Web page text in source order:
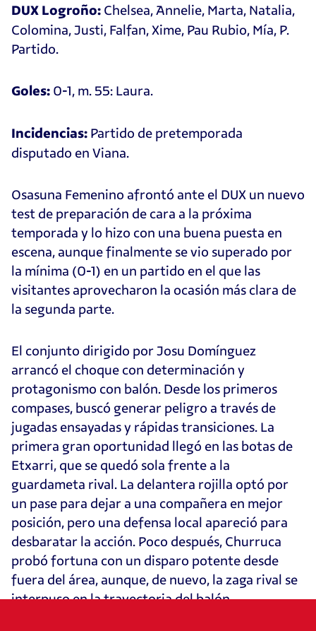
DUX Logroño: Chelsea, Annelie, Marta, Natalia,
Colomina, Justi, Falfan, Xime, Pau Rubio, Mía, P.
Partido.
Goles: 0-1, m. 55: Laura.
Incidencias: Partido de pretemporada
disputado en Viana.
Osasuna Femenino afrontó ante el DUX un nuevo
test de preparación de cara a la próxima
temporada y lo hizo con una buena puesta en
escena, aunque finalmente se vio superado por
la mínima (0-1) en un partido en el que las
visitantes aprovecharon la ocasión más clara de
la segunda parte.
El conjunto dirigido por Josu Domínguez
arrancó el choque con determinación y
protagonismo con balón. Desde los primeros
compases, buscó generar peligro a través de
jugadas ensayadas y rápidas transiciones. La
primera gran oportunidad llegó en las botas de
Etxarri, que se quedó sola frente a la
guardameta rival. La delantera rojilla optó por
un pase para dejar a una compañera en mejor
posición, pero una defensa local apareció para
desbaratar la acción. Poco después, Churruca
probó fortuna con un disparo potente desde
fuera del área, aunque, de nuevo, la zaga rival se
interpuso en la trayectoria del balón.